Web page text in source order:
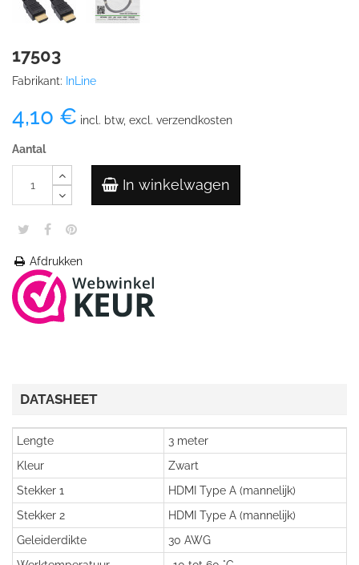
17503
Fabrikant: InLine
4,10 € incl. btw, excl. verzendkosten
Aantal
In winkelwagen
Afdrukken
DATASHEET
Lengte
3 meter
Kleur
Zwart
Stekker 1
HDMI Type A (mannelijk)
Stekker 2
HDMI Type A (mannelijk)
Geleiderdikte
30 AWG